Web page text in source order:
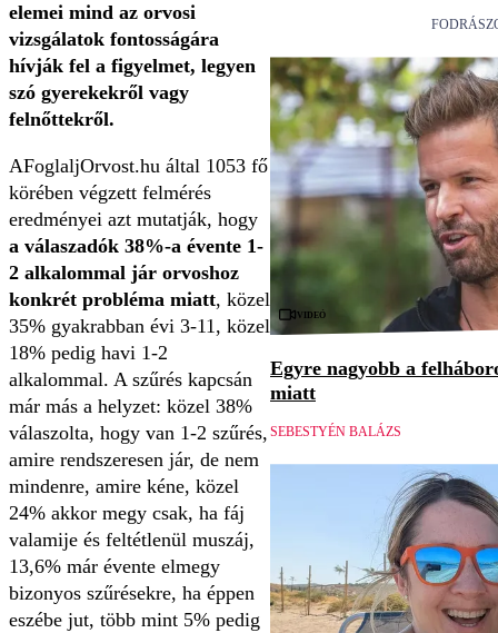
elemei mind az orvosi
vizsgálatok fontosságára
hívják fel a figyelmet, legyen
szó gyerekekről vagy
felnőttekről.
AFoglaljOrvost.hu által 1053 fő
körében végzett felmérés
eredményei azt mutatják, hogy
a válaszadók 38%-a évente 1-
2 alkalommal jár orvoshoz
konkrét probléma miatt, közel
35% gyakrabban évi 3-11, közel
18% pedig havi 1-2
alkalommal. A szűrés kapcsán
már más a helyzet: közel 38%
válaszolta, hogy van 1-2 szűrés,
amire rendszeresen jár, de nem
mindenre, amire kéne, közel
24% akkor megy csak, ha fáj
valamije és feltétlenül muszáj,
13,6% már évente elmegy
bizonyos szűrésekre, ha éppen
eszébe jut, több mint 5% pedig
Videó
Egyre nagyobb a
miatt
SEBESTYÉN BALÁZS